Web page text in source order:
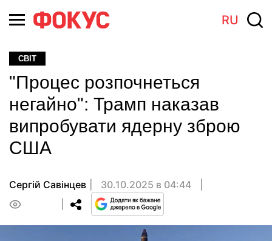
RU
СВІТ
"Процес розпочнеться
негайно": Трамп наказав
випробувати ядерну зброю
США
Сергій Савінцев
30.10.2025 в 04:44